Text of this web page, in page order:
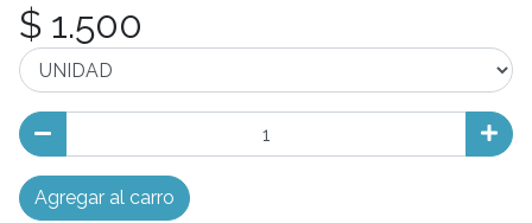
$ 1.500
Agregar al carro